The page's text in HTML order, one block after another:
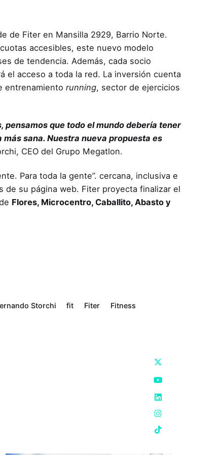
de Fiter en Mansilla 2929, Barrio Norte.
accesibles, este nuevo modelo
de tendencia. Además, cada socio
el acceso a toda la red. La inversión cuenta
entrenamiento running, sector de ejercicios
que todo el mundo debería tener
sana. Nuestra nueva propuesta es
CEO del Grupo Megatlon.
Para toda la gente”. cercana, inclusiva e
de su página web. Fiter proyecta finalizar el
Flores, Microcentro, Caballito, Abasto y
Storchi fit Fiter
Fitness